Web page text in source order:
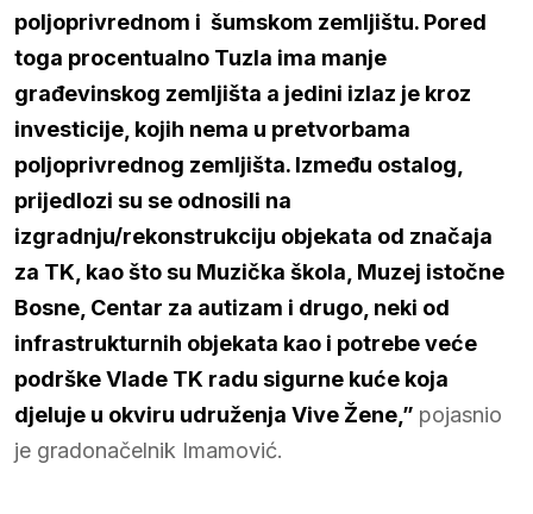
poljoprivrednom i šumskom zemljištu. Pored
toga procentualno Tuzla ima manje
građevinskog zemljišta a jedini izlaz je kroz
investicije, kojih nema u pretvorbama
poljoprivrednog zemljišta. Između ostalog,
prijedlozi su se odnosili na
izgradnju/rekonstrukciju objekata od značaja
za TK, kao što su Muzička škola, Muzej istočne
Bosne, Centar za autizam i drugo, neki od
infrastrukturnih objekata kao i potrebe veće
podrške Vlade TK radu sigurne kuće koja
djeluje u okviru udruženja Vive Žene,” pojasnio
je gradonačelnik Imamović.